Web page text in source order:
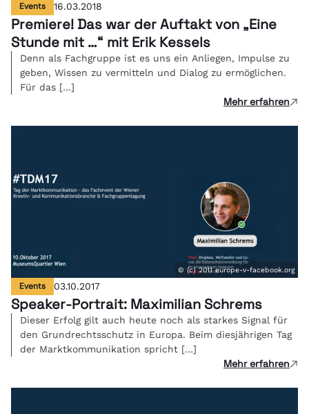
Events 16.03.2018
Premiere! Das war der Auftakt von „Eine
Stunde mit …“ mit Erik Kessels
Denn als Fachgruppe ist es uns ein Anliegen, Impulse zu
geben, Wissen zu vermitteln und Dialog zu ermöglichen.
Für das […]
Mehr erfahren
© (c) 2011 europe-v-facebook.org
Events 03.10.2017
Speaker-Portrait: Maximilian Schrems
Dieser Erfolg gilt auch heute noch als starkes Signal für
den Grundrechtsschutz in Europa. Beim diesjährigen Tag
der Marktkommunikation spricht […]
Mehr erfahren